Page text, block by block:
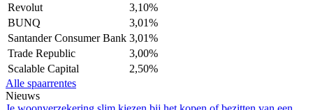
Revolut
3,10%
BUNQ
3,01%
Santander Consumer Bank 3,01%
Trade Republic
3,00%
Scalable Capital
2,50%
Alle spaarrentes
Nieuws